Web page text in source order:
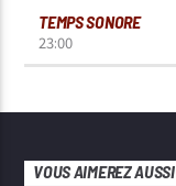
TEMPS SONORE
23:00
VOUS AIMEREZ AUSSI